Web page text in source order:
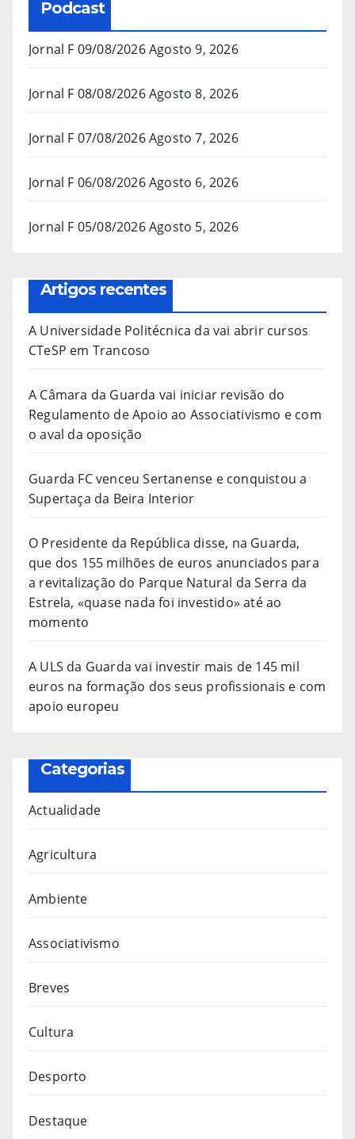
Podcast
Jornal F 09/08/2026Agosto 9, 2026
Jornal F 08/08/2026Agosto 8, 2026
Jornal F 07/08/2026Agosto 7, 2026
Jornal F 06/08/2026Agosto 6, 2026
Jornal F 05/08/2026Agosto 5, 2026
Artigos recentes
A Universidade Politécnica da vai abrir cursos
CTeSP em Trancoso
A Câmara da Guarda vai iniciar revisão do
Regulamento de Apoio ao Associativismo e com
o aval da oposição
Guarda FC venceu Sertanense e conquistou a
Supertaça da Beira Interior
O Presidente da República disse, na Guarda,
que dos 155 milhões de euros anunciados para
a revitalização do Parque Natural da Serra da
Estrela, «quase nada foi investido» até ao
momento
A ULS da Guarda vai investir mais de 145 mil
euros na formação dos seus profissionais e com
apoio europeu
Categorias
Actualidade
Agricultura
Ambiente
Associativismo
Breves
Cultura
Desporto
Destaque